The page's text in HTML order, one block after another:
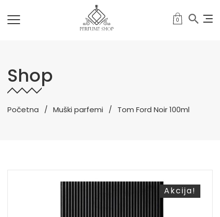
0
Shop
Početna Muški parfemi Tom Ford Noir 100ml
Akcija!